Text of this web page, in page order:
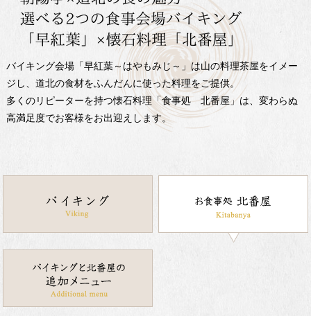
バイキング会場「早紅葉～はやもみじ～」は山の料理茶屋をイメー
ジし、道北の食材をふんだんに使った料理をご提供。
多くのリピーターを持つ懐石料理「食事処 北番屋」は、変わらぬ
高満足度でお客様をお出迎えします。